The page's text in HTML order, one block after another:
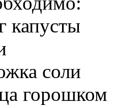
капусты
соли
горошком